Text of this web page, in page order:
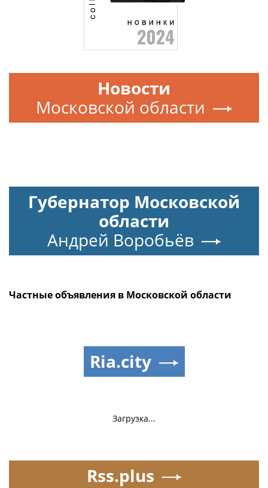
Новости
Московской области
Губернатор Московской
области
Андрей Воробьёв
Частные объявления в Московской области
Загрузка...
Ria.city
Rss.plus